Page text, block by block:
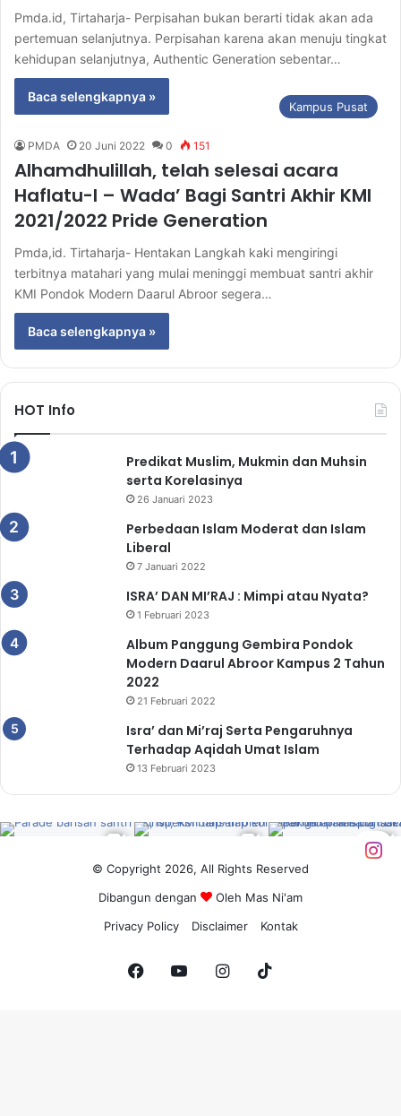
Pmda.id, Tirtaharja- Perpisahan bukan berarti tidak akan ada
pertemuan selanjutnya. Perpisahan karena akan menuju tingkat
kehidupan selanjutnya, Authentic Generation sebentar…
Baca selengkapnya »
Kampus Pusat
PMDA 20 Juni 2022 0 151
Alhamdhulillah, telah selesai acara
Haflatu-l – Wada’ Bagi Santri Akhir KMI
2021/2022 Pride Generation
Pmda,id. Tirtaharja- Hentakan Langkah kaki mengiringi
terbitnya matahari yang mulai meninggi membuat santri akhir
KMI Pondok Modern Daarul Abroor segera…
Baca selengkapnya »
HOT Info
Predikat Muslim, Mukmin dan Muhsin
serta Korelasinya
26 Januari 2023
Perbedaan Islam Moderat dan Islam
Liberal
7 Januari 2022
ISRA’ DAN MI’RAJ : Mimpi atau Nyata?
1 Februari 2023
Album Panggung Gembira Pondok
Modern Daarul Abroor Kampus 2 Tahun
2022
21 Februari 2022
Isra’ dan Mi’raj Serta Pengaruhnya
Terhadap Aqidah Umat Islam
13 Februari 2023
© Copyright 2026, All Rights Reserved
Dibangun dengan
Oleh Mas Ni'am
Privacy Policy
Disclaimer Kontak
FacebookYouTubeInstagram